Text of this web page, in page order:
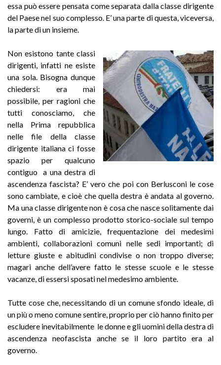
essa può essere pensata come separata dalla classe dirigente
del Paese nel suo complesso. E’ una parte di questa, viceversa,
la parte di un insieme.
Non esistono tante classi
dirigenti, infatti ne esiste
una sola. Bisogna dunque
chiedersi: era mai
possibile, per ragioni che
tutti conosciamo, che
nella Prima repubblica
nelle file della classe
dirigente italiana ci fosse
spazio per qualcuno
contiguo a una destra di
ascendenza fascista? E’ vero che poi con Berlusconi le cose
sono cambiate, e cioè che quella destra è andata al governo.
Ma una classe dirigente non è cosa che nasce solitamente dai
governi, è un complesso prodotto storico-sociale sul tempo
lungo. Fatto di amicizie, frequentazione dei medesimi
ambienti, collaborazioni comuni nelle sedi importanti; di
letture giuste e abitudini condivise o non troppo diverse;
magari anche dell’avere fatto le stesse scuole e le stesse
vacanze, di essersi sposati nel medesimo ambiente.
Tutte cose che, necessitando di un comune sfondo ideale, di
un più o meno comune sentire, proprio per ciò hanno finito per
escludere inevitabilmente le donne e gli uomini della destra di
ascendenza neofascista anche se il loro partito era al
governo.